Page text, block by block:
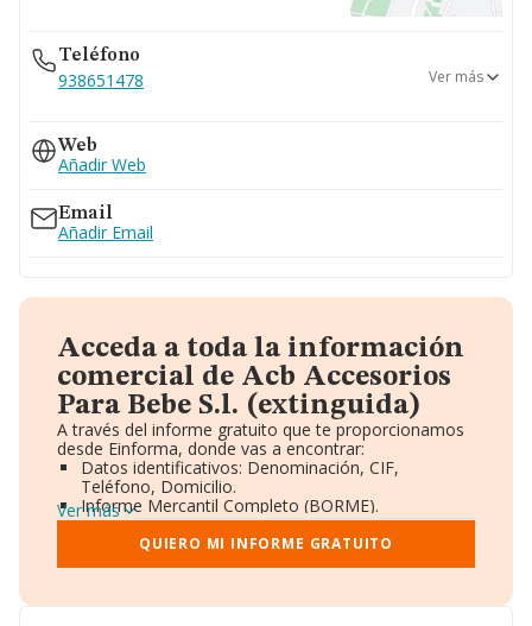
Teléfono
938651478
938655213
Ver más
Web
Añadir Web
Email
Añadir Email
Acceda a toda la información
comercial de Acb Accesorios
Para Bebe S.l. (extinguida)
A través del informe gratuito que te proporcionamos
desde Einforma, donde vas a encontrar:
Datos identificativos: Denominación, CIF,
Teléfono, Domicilio.
Informe Mercantil Completo (BORME).
Gráficos de Evolución Ventas y Empleados.
Consejo de Administración y Administradores.
Directivos y Ejecutivos.
Ver más
QUIERO MI INFORME GRATUITO